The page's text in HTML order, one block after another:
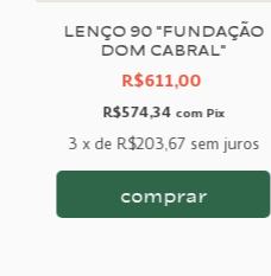
LENÇO 90 "FUNDAÇÃO
DOM CABRAL"
R$611,00
R$574,34 com Pix
3 x de R$203,67 sem juros